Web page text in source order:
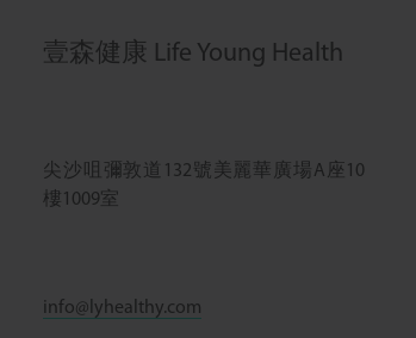
壹森健康 Life Young Health
尖沙咀彌敦道132號美麗華廣場A座10
樓1009室
info@lyhealthy.com